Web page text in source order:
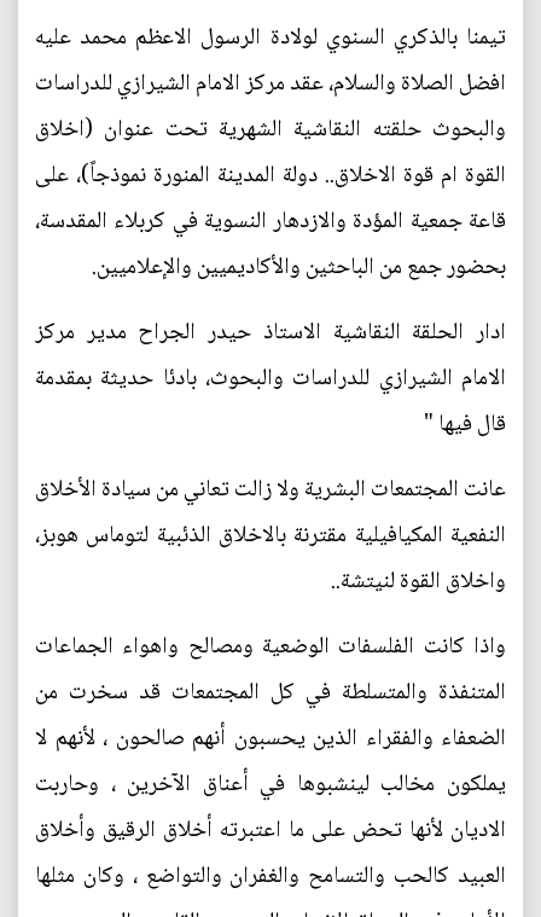
تيمنا بالذكري السنوي لولادة الرسول الاعظم محمد عليه
افضل الصلاة والسلام، عقد مركز الامام الشيرازي للدراسات
والبحوث حلقته النقاشية الشهرية تحت عنوان (اخلاق
القوة ام قوة الاخلاق.. دولة المدينة المنورة نموذجاً)، على
قاعة جمعية المؤدة والازدهار النسوية في كربلاء المقدسة،
بحضور جمع من الباحثين والأكاديميين والإعلاميين.
ادار الحلقة النقاشية الاستاذ حيدر الجراح مدير مركز
الامام الشيرازي للدراسات والبحوث، بادئا حديثة بمقدمة
قال فيها "
عانت المجتمعات البشرية ولا زالت تعاني من سيادة الأخلاق
النفعية المكيافيلية مقترنة بالاخلاق الذئبية لتوماس هوبز،
واخلاق القوة لنيتشة..
واذا كانت الفلسفات الوضعية ومصالح واهواء الجماعات
المتنفذة والمتسلطة في كل المجتمعات قد سخرت من
الضعفاء والفقراء الذين يحسبون أنهم صالحون ، لأنهم لا
يملكون مخالب لينشبوها في أعناق الآخرين ، وحاربت
الاديان لأنها تحض على ما اعتبرته أخلاق الرقيق وأخلاق
العبيد كالحب والتسامح والغفران والتواضع ، وكان مثلها